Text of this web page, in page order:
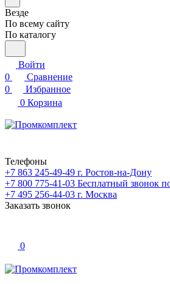
Везде
По всему сайту
По каталогу
Войти
0
Сравнение
0
Избранное
0 Корзина
Телефоны
+7 863 245-49-49 г. Ростов-на-Дону
+7 800 775-41-03 Бесплатный звонок
+7 495 256-44-03 г. Москва
Заказать звонок
0